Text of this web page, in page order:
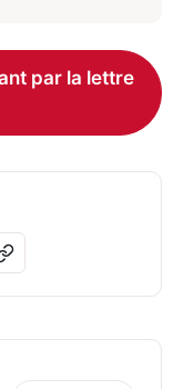
par la lettre